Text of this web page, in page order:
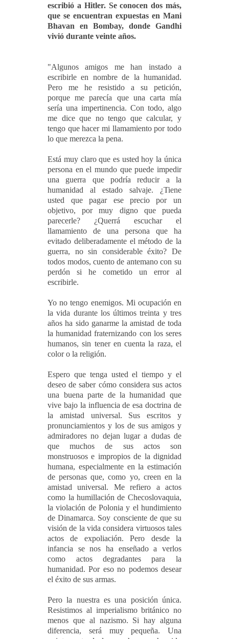
escribió a Hitler. Se conocen dos más,
que se encuentran expuestas en Mani
Bhavan en Bombay, donde Gandhi
vivió durante veinte años.
"Algunos amigos me han instado a
escribirle en nombre de la humanidad.
Pero me he resistido a su petición,
porque me parecía que una carta mía
sería una impertinencia. Con todo, algo
me dice que no tengo que calcular, y
tengo que hacer mi llamamiento por todo
lo que merezca la pena.
Está muy claro que es usted hoy la única
persona en el mundo que puede impedir
una guerra que podría reducir a la
humanidad al estado salvaje. ¿Tiene
usted que pagar ese precio por un
objetivo, por muy digno que pueda
parecerle? ¿Querrá escuchar el
llamamiento de una persona que ha
evitado deliberadamente el método de la
guerra, no sin considerable éxito? De
todos modos, cuento de antemano con su
perdón si he cometido un error al
escribirle.
Yo no tengo enemigos. Mi ocupación en
la vida durante los últimos treinta y tres
años ha sido ganarme la amistad de toda
la humanidad fraternizando con los seres
humanos, sin tener en cuenta la raza, el
color o la religión.
Espero que tenga usted el tiempo y el
deseo de saber cómo considera sus actos
una buena parte de la humanidad que
vive bajo la influencia de esa doctrina de
la amistad universal. Sus escritos y
pronunciamientos y los de sus amigos y
admiradores no dejan lugar a dudas de
que muchos de sus actos son
monstruosos e impropios de la dignidad
humana, especialmente en la estimación
de personas que, como yo, creen en la
amistad universal. Me refiero a actos
como la humillación de Checoslovaquia,
la violación de Polonia y el hundimiento
de Dinamarca. Soy consciente de que su
visión de la vida considera virtuosos tales
actos de expoliación. Pero desde la
infancia se nos ha enseñado a verlos
como actos degradantes para la
humanidad. Por eso no podemos desear
el éxito de sus armas.
Pero la nuestra es una posición única.
Resistimos al imperialismo británico no
menos que al nazismo. Si hay alguna
diferencia, será muy pequeña. Una